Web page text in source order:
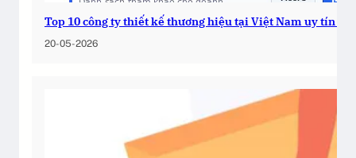
Top 10 công ty thiết kế thương hiệu tại Việt Nam uy tín
20-05-2026